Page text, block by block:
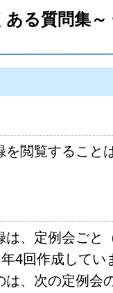
ある質問集
を閲覧すること
、定例会ごと
4回作成してい
は、次の定例会